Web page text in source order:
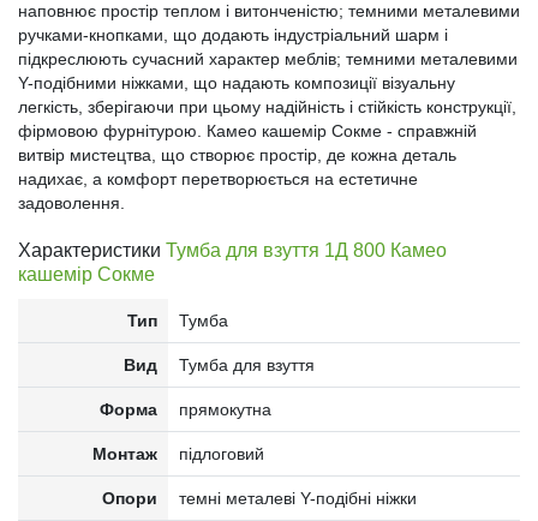
наповнює простір теплом і витонченістю; темними металевими
ручками-кнопками, що додають індустріальний шарм і
підкреслюють сучасний характер меблів; темними металевими
Y-подібними ніжками, що надають композиції візуальну
легкість, зберігаючи при цьому надійність і стійкість конструкції,
фірмовою фурнітурою. Камео кашемір Сокме - справжній
витвір мистецтва, що створює простір, де кожна деталь
надихає, а комфорт перетворюється на естетичне
задоволення.
Характеристики Тумба для взуття 1Д 800 Камео
кашемір Сокме
Тип Тумба
Вид Тумба для взуття
Форма прямокутна
Монтаж підлоговий
Опори темні металеві Y-подібні ніжки